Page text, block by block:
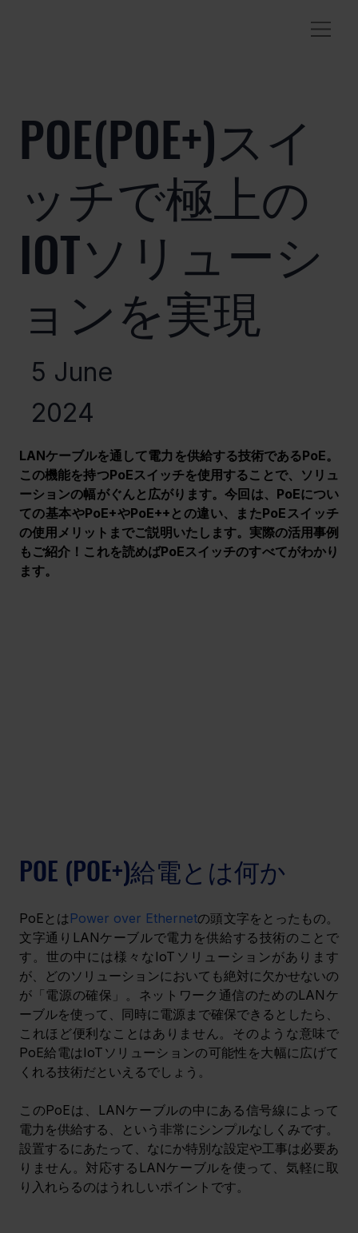
POE(POE+)スイ
ッチで極上の
IOTソリューシ
ョンを実現
5 June
2024
LANケーブルを通して電力を供給する技術であるPoE。
この機能を持つPoEスイッチを使用することで、ソリュ
ーションの幅がぐんと広がります。今回は、PoEについ
ての基本やPoE+やPoE++との違い、またPoEスイッチ
の使用メリットまでご説明いたします。実際の活用事例
もご紹介！これを読めばPoEスイッチのすべてがわかり
ます。
POE (POE+)給電とは何か
PoEとは Power over Ethernetの頭文字をとったもの。
文字通りLANケーブルで電力を供給する技術のことで
す。世の中には様々なIoTソリューションがあります
が、どのソリューションにおいても絶対に欠かせないの
が「電源の確保」。ネットワーク通信のためのLANケ
ーブルを使って、同時に電源まで確保できるとしたら、
これほど便利なことはありません。そのような意味で
PoE給電はIoTソリューションの可能性を大幅に広げて
くれる技術だといえるでしょう。
このPoEは、LANケーブルの中にある信号線によって
電力を供給する、という非常にシンプルなしくみです。
設置するにあたって、なにか特別な設定や工事は必要あ
りません。対応するLANケーブルを使って、気軽に取
り入れらるのはうれしいポイントです。